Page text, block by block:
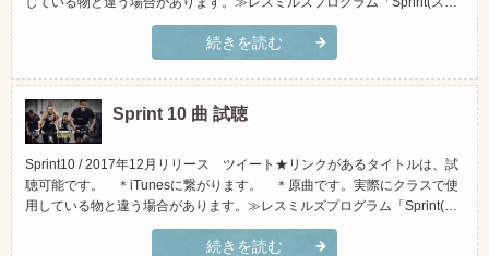
リント)」とは？(スマホでご覧頂く場合、横向きになさって頂くと見やす
くなっております)トラックタイトルアーティストiTunesで試聴Amazonで
続きを読む
Sprint 10 曲 試聴
Sprint10 / 2017年12月リリース ツイート★リンクがあるタイトルは、試
聴可能です。 ＊iTunesに繋がります。 ＊原曲です。実際にクラスで使
用している物と違う場合があります。≫レスミルズプログラム「Sprint(ス
プリント)」とは？(スマホでご覧頂く場合、横向きになさって頂くと見や
すくなっております)トラックタイトルアーティストiTunesで試聴Amazon
続きを読む